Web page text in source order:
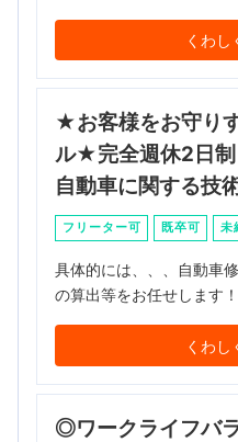
くわし
★お客様をお守り
ル★完全週休2日制
自動車に関する技
フリーター可 既卒可 未
具体的には、、、自動車
の算出等をお任せします！
くわし
◎ワークライフバ